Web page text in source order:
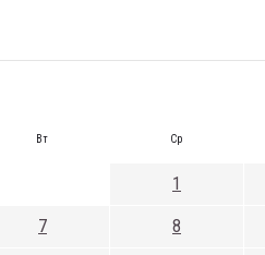
Вт Ср
1
7 8